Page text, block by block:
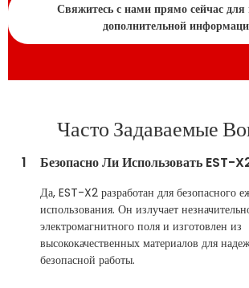
Свяжитесь с нами прямо сейчас для
дополнительной
Часто Задаваемые
1 Безопасно Ли Использовать EST-
Да, EST-X2 разработан для безопасного
использования. Он излучает
электромагнитного поля и изготовлен из
высококачественных материалов для
безопасной работы.